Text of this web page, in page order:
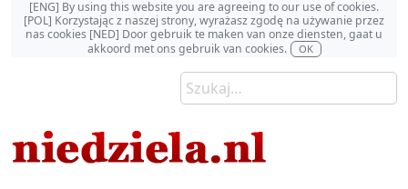
[ENG] By using this website you are agreeing to our use of cookies.
[POL] Korzystając z naszej strony, wyrażasz zgodę na używanie przez
nas cookies [NED] Door gebruik te maken van onze diensten, gaat u
akkoord met ons gebruik van cookies.
OK